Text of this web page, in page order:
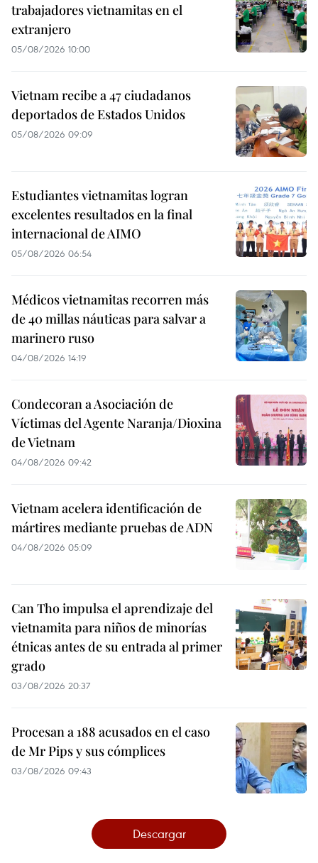
trabajadores vietnamitas en el
extranjero
05/08/2026 10:00
Vietnam recibe a 47 ciudadanos
deportados de Estados Unidos
05/08/2026 09:09
Estudiantes vietnamitas logran
excelentes resultados en la final
internacional de AIMO
05/08/2026 06:54
Médicos vietnamitas recorren más
de 40 millas náuticas para salvar a
marinero ruso
04/08/2026 14:19
Condecoran a Asociación de
Víctimas del Agente Naranja/Dioxina
de Vietnam
04/08/2026 09:42
Vietnam acelera identificación de
mártires mediante pruebas de ADN
04/08/2026 05:09
Can Tho impulsa el aprendizaje del
vietnamita para niños de minorías
étnicas antes de su entrada al primer
grado
03/08/2026 20:37
Procesan a 188 acusados en el caso
de Mr Pips y sus cómplices
03/08/2026 09:43
Descargar